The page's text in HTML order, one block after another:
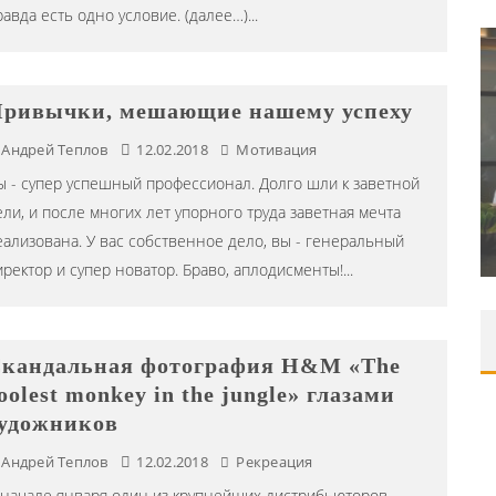
есть одно условие. (далее…)...
мешающие нашему успеху
Андрей Теплов 12.02.2018 Мотивация
- супер успешный профессионал. Долго шли к заветной
и после многих лет упорного труда заветная мечта
У вас собственное дело, вы - генеральный
и супер новатор. Браво, аплодисменты!...
фотография H&M «The
monkey in the jungle» глазами
Андрей Теплов 12.02.2018 Рекреация
DJ НИККА ЛОРАК (NIKKA LORAK)
СТАЛА ХЕДЛАЙНЕРОМ ФЕСТИВАЛЯ
АНАНДА 2024 Г.
Editor iLike.Today 15.07.2024